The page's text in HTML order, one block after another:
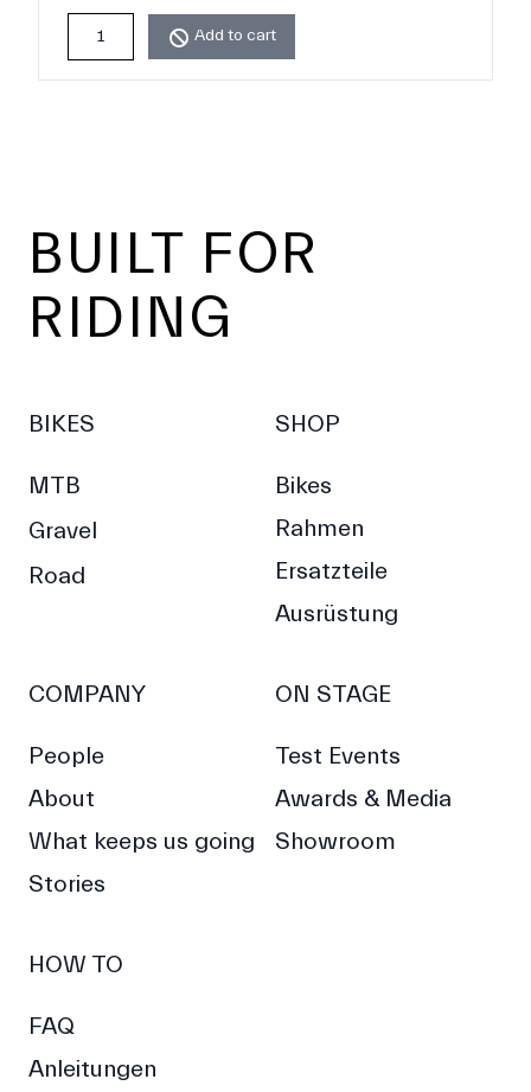
Add to cart
BUILT FOR
RIDING
BIKES
MTB
Gravel
Road
SHOP
Bikes
Rahmen
Ersatzteile
Ausrüstung
COMPANY
People
About
What keeps us going
Stories
ON STAGE
Test Events
Awards & Media
Showroom
HOW TO
FAQ
Anleitungen